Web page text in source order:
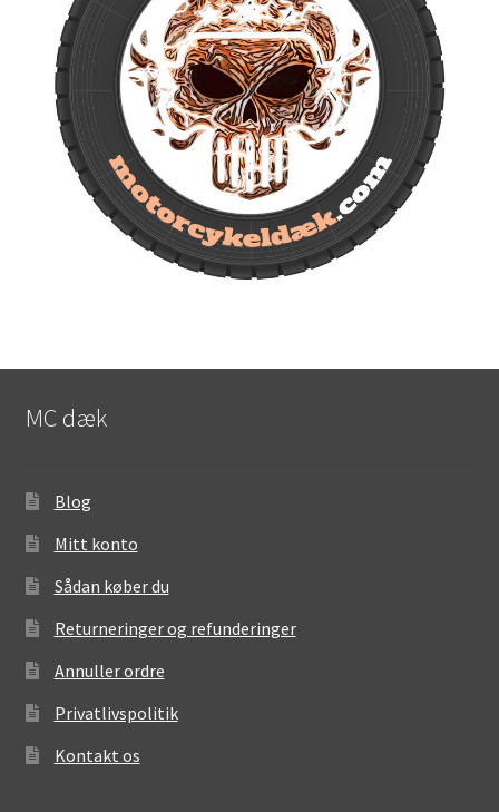
MC dæk
Blog
Mitt konto
Sådan køber du
Returneringer og refunderinger
Annuller ordre
Privatlivspolitik
Kontakt os